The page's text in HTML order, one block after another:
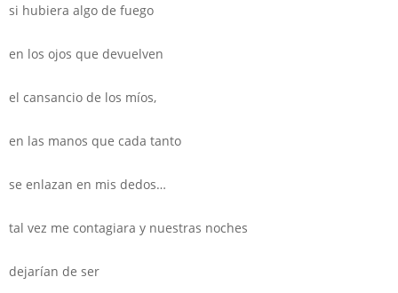
si hubiera algo de fuego
en los ojos que devuelven
el cansancio de los míos,
en las manos que cada tanto
se enlazan en mis dedos…
tal vez me contagiara y nuestras noches
dejarían de ser